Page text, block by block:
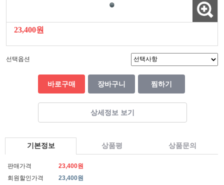
23,400원
선택옵션
바로구매 장바구니 찜하기
상세정보 보기
기본정보 상품평 상품문의
판매가격
23,400원
회원할인가격
23,400원